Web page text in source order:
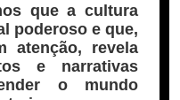
que a cultura
poderoso e que,
atenção, revela
e narrativas
o mundo